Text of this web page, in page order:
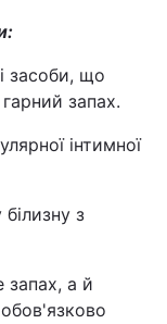
засоби, що
запах.
інтимної
з
а й
обов'язково